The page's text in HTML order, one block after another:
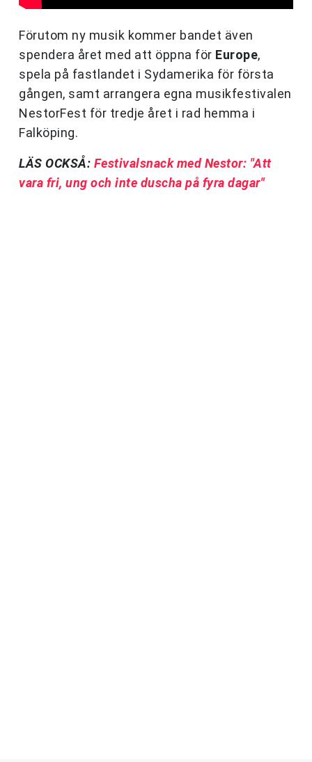
Förutom ny musik kommer bandet även
spendera året med att öppna för Europe,
spela på fastlandet i Sydamerika för första
gången, samt arrangera egna musikfestivalen
NestorFest för tredje året i rad hemma i
Falköping.
LÄS OCKSÅ: Festivalsnack med Nestor: "Att
vara fri, ung och inte duscha på fyra dagar"